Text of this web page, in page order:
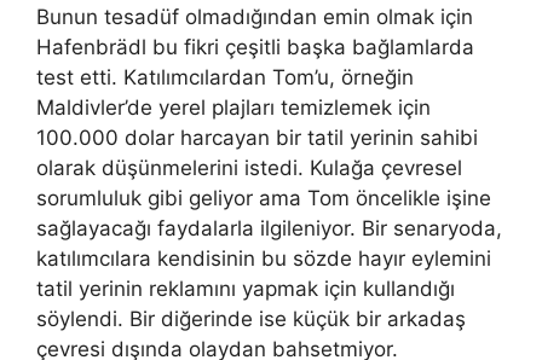
Bunun tesadüf olmadığından emin olmak için
Hafenbrädl bu fikri çeşitli başka bağlamlarda
test etti. Katılımcılardan Tom’u, örneğin
Maldivler’de yerel plajları temizlemek için
100.000 dolar harcayan bir tatil yerinin sahibi
olarak düşünmelerini istedi. Kulağa çevresel
sorumluluk gibi geliyor ama Tom öncelikle işine
sağlayacağı faydalarla ilgileniyor. Bir senaryoda,
katılımcılara kendisinin bu sözde hayır eylemini
tatil yerinin reklamını yapmak için kullandığı
söylendi. Bir diğerinde ise küçük bir arkadaş
çevresi dışında olaydan bahsetmiyor.